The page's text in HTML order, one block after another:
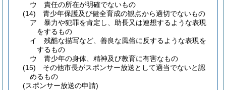
ウ
責任の所在が明確でないもの
(14)
青少年保護及び健全育成の観点から適切でないもの
ア
暴力や犯罪を肯定し、助長又は連想するような表現
をするもの
イ
残酷な描写など、善良な風俗に反するような表現を
するもの
ウ
青少年の身体、精神及び教育に有害なもの
(15)
その他市長がスポンサー放送として適当でないと認
めるもの
(スポンサー放送の申請)